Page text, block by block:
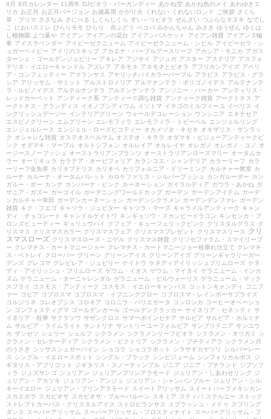
4月 9月カレンダー 11周年 DJビオラ・バーガンディー あかね空 あかね色のメイ
あわゆきエ
リカ お正月 お正月バージョン お歳暮用 かがり火 くれない くれないロンド ご挨拶 さくら
草・プリマ さざなみ さにべる しくらしくら すい～つビオラ ぜんざい つぶらなタヌキ なでし
こ
においスミレ ひらりモモ ひらり・赤ぶどう べコパ みかんちゃん みさき ゆうぜん
ゆくは
し植物園
よつ葉や アイアン アイアンの花台 アイアンバスケット アイアン雑貨 アイアン３輪
車 アイスラベンダー アイビーゼラニューム アイビーゼラニューム・シビル アイビーゼラ・シ
ュガーベイビー アイリのスキップ アカエナ・パープルグースリーフ アカシア・モニカ アガス
ターシェ・ゴールデンジュビリー アキレア アジサイ アジュガ アスター アステリア アスフォ
デリネ・イエローキャンドル アズレア アネモネ アネモネとビオラ アフリカンアイズ アベリ
ア・コンフェッティー アマランサス アヤリッチバイカラーパープル アラビス
アラビス・グラ
シア アリッサム・サミット アルストロメリア アルテナンテラ・ポリゴノイデス
アルテナンテ
ラ・ルビノイデス
アルテルナンテラ アルテンナンテラ アンソニー・パーカー アンティリス・
レッドカーペット
アンティーク系 アンティーク調な雑貨 アンティーク雑貨 アークトチス
ア
ークトチス・グランディス
イオノプシディウム イソトマ イチゴのミルフィーユ イベリス
イ
ングリッシュデージー インテリアグリーン ウォールデコレーション ウンシニア エキナセア
エスピノグリーン エムグリーン エレモフィラ エレモフィラ・トビーベル エンジェルリング
エンジェルレース
エンジェル・ローズピコティー オカメヅタ・キセキ オキザリス・サンラッ
ク
オシャレな雑貨 オステオスペルマム オステオ・キララ
オダマキ・ビジューアンティークピ
ンク
オダマキ・マーブル オルトシフォン オルレイア オルレイヤ オレガノ オレガノ・ユノ
オ
ージースノーブッシュ
オーストラリアンプランツ オーストラリアンローズマリー オータムカ
ラー オーリキュラ カラテア・オービフォリア カランコエ・シャンデリア カラーリーフ カラ
ーリーフ金魚草 カリオプテリス カリオペ カリフォルニア・ドリーミング カルチャー教室 カ
ルーナ カルーナ・オータムパレット カロケファリス・シルバーブッシュ カンガルーポー カン
ガルー・ポー カンナ カンパーナ・ピンク カーネーション ガイラルディア ガウラ・あかね ガ
ザニア・ガズー ガーゴイル ガーデニングワールドカップ ガーデン ガーデンアイテム ガーデ
ンカルチャー幸田
ガーデンカーネーション ガーデンシクラメン ガーデンデンファレ ガーデン
雑貨 キク・フエゴ キャツラ・ジュピター キャツラ・マーズ キャラメルアンティーク
キャン
ディ・チョコレート
キャンドルケイトウ キンギョソウ・スカンピードラゴン キンセンカ・ブ
ロンズビューティー ギョリュウバイ クフェア・キューフェリックピンク クリスタルグラス
ク
リスマス
クリスマスカラー クリスマスフェア クリスマスプレゼント クリスマスリース
クリ
スマスローズ クリスマスローズ・ニゲル クリスマス雑貨 クリソセファラム・スマイリープ
ー クレマチス・カートマニージョー クレマチス・カートマニージョー枝垂れ仕立て クレマチ
ス・ペトレイ
クローバー グリーン グリーンアイス グリーンアイズ グリーンギャラリーガー
デンズ グレコマ グレビレア・ジュビリー ケイトウ ケネディアイリッシュプリムローズ ケネ
ディ・アイリッシュ・プリムローズ ゲウム・イオス ゲウム・マイタイ ゲラニューム・インカ
ヌム ゲラニューム・ターニャレンダル ゲラニューム・ビルウォーリス ゲラニューム・マック
スフライ
コスモス・アンティーク コスモス・イエローキャンパス コットンキャンディ
コニフ
ァー
コピア コプロスマ コプロスマ・イブニンググロー
コプロスマ・レインボーサプライズ
コルジリネ
コレオプシス コロキア コロニラ・バリエガータ コンロンカ
コーヒーオベーショ
ン ゴンフォスティグマ ゴールデンガール ゴールデンクラッカー サイネリア・セネッティ サ
イネリア・桂華 サクラソウ サザンクロス サマーポインセチア サルビア サルビア・ホルミナ
ム サルビア・ライムライト サントリナ サントリーユーフォルビア サンブリテニア サンユウ
カ ザンセツ シェリー シェルフ シクラメン シクラメンリーフビオラ シクラメン・オリガミ
シ
クラメン・セレナーディア シクラメン・ビクトリア シクラメン・プチティアラ
シクラメン月
のうさぎ シッサスシュガーバイン ショコラ ショコラポット シラサギカヤツリ
シルバーレー
ス
シングル・イエロースポット シングル・ブラック シンビジューム シンフォリカルポス
ジ
ギタリス・アプリコット
ジギタリス・スノーティンプル ジニア ジニア・プチランド ジプソフ
ィラ
ジュズサンゴ ジュリアン ジュリアンプリンアラモード ジュリアン・しあわせリング ジ
ュリアン・アカツキ ジュリアン・アンジュ ジュリアン・シャンパンブルー ジュリアン・シル
キーイエロー ジュリアン・プリンアラモード スイートアリッサム
スイートハーブメキシカン
スカエボラ
スカビオサ スカビオサ・ブルーバルーン スキミア スティパ ステルニー
ストック
ストレプトカーパス・クリスタルアイス
ストロビランサス スプラッシュ・メドゥ
スプリング
ダンス
スーパーアリッサム スーパーアリッサム・フロスティナイト
スーパーアリッサム・フ